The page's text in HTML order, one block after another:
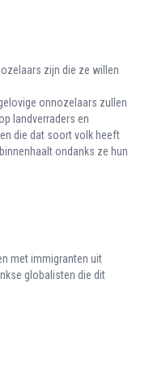
zijn die ze willen
onnozelaars zullen
landverraders en
die dat soort volk heeft
ondanks ze hun
met immigranten uit
globalisten die dit